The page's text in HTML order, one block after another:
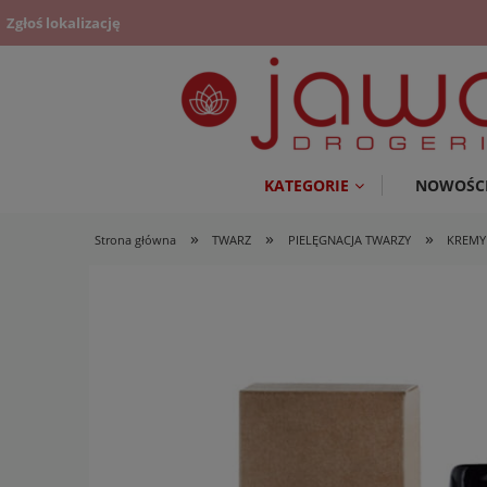
Zgłoś lokalizację
KATEGORIE
Strona główna » TWARZ » PIELĘGNACJA TWARZY »